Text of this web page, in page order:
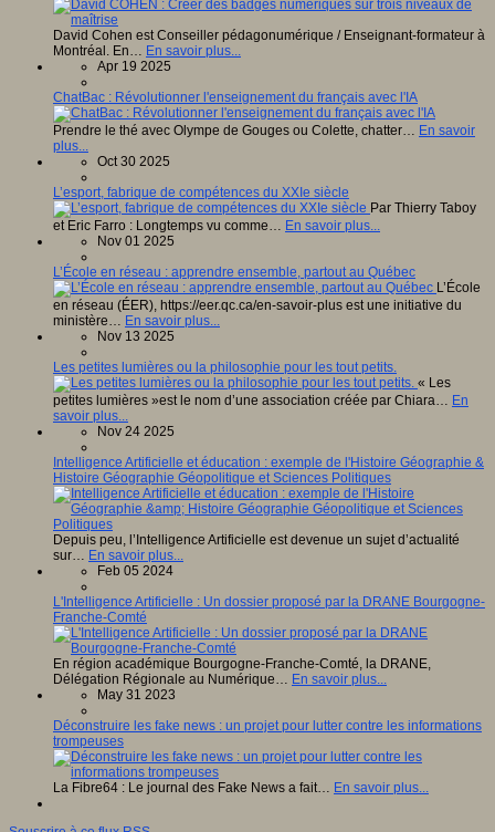
David Cohen est Conseiller pédagonumérique / Enseignant-formateur à
Montréal. En… En savoir plus...
Apr 19 2025
ChatBac : Révolutionner l'enseignement du français avec l'IA
Prendre le thé avec Olympe de Gouges ou Colette, chatter… En savoir
plus...
Oct 30 2025
L’esport, fabrique de compétences du XXIe siècle
Par Thierry Taboy
et Eric Farro : Longtemps vu comme… En savoir plus...
Nov 01 2025
L’École en réseau : apprendre ensemble, partout au Québec
L’École
en réseau (ÉER), https://eer.qc.ca/en-savoir-plus est une initiative du
ministère… En savoir plus...
Nov 13 2025
Les petites lumières ou la philosophie pour les tout petits.
« Les
petites lumières »est le nom d’une association créée par Chiara… En
savoir plus...
Nov 24 2025
Intelligence Artificielle et éducation : exemple de l'Histoire Géographie &
Histoire Géographie Géopolitique et Sciences Politiques
Depuis peu, l’Intelligence Artificielle est devenue un sujet d’actualité
sur… En savoir plus...
Feb 05 2024
L'Intelligence Artificielle : Un dossier proposé par la DRANE Bourgogne-
Franche-Comté
En région académique Bourgogne-Franche-Comté, la DRANE,
Délégation Régionale au Numérique… En savoir plus...
May 31 2023
Déconstruire les fake news : un projet pour lutter contre les informations
trompeuses
La Fibre64 : Le journal des Fake News a fait… En savoir plus...